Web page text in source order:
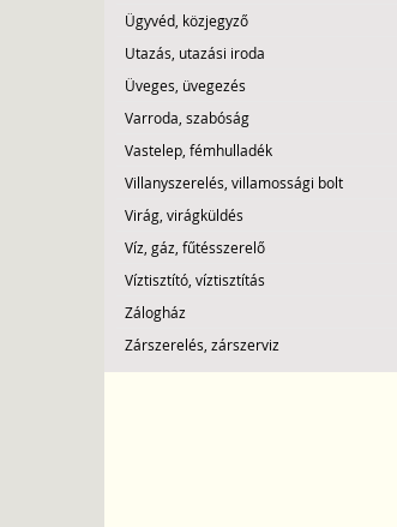
Ügyvéd, közjegyző
Utazás, utazási iroda
Üveges, üvegezés
Varroda, szabóság
Vastelep, fémhulladék
Villanyszerelés, villamossági bolt
Virág, virágküldés
Víz, gáz, fűtésszerelő
Víztisztító, víztisztítás
Zálogház
Zárszerelés, zárszerviz